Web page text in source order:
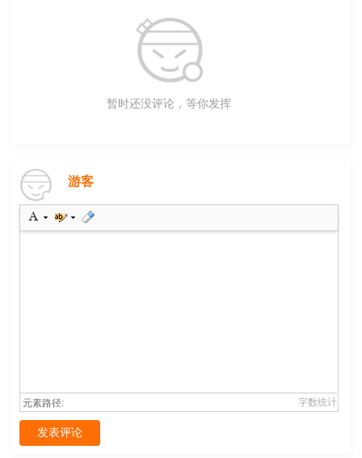
暂时还没评论，等你发挥
游客
元素路径: 字数统计
发表评论